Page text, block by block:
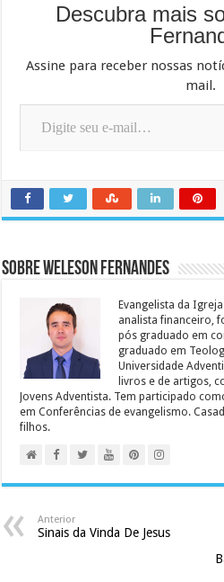
Descubra mais
Assine para receber nossas
mail.
Digite seu e-mail…
Sobre Weleson Fernandes
Evangelista da
analista financeiro,
pós graduado em
graduado em
Universidade
livros e de artigos,
Jovens Adventista. Tem participado
em Conferências de evangelismo.
filhos.
Anterior
Sinais da Vinda De Jesus